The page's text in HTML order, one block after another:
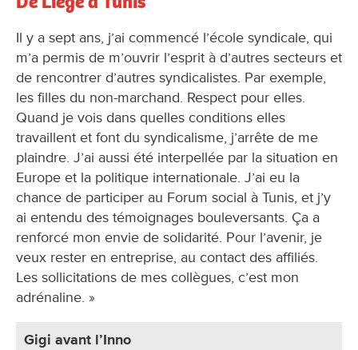
Il y a sept ans, j’ai commencé l’école syndicale, qui
m’a permis de m’ouvrir l’esprit à d’autres secteurs et
de rencontrer d’autres syndicalistes. Par exemple,
les filles du non-marchand. Respect pour elles.
Quand je vois dans quelles conditions elles
travaillent et font du syndicalisme, j’arrête de me
plaindre. J’ai aussi été interpellée par la situation en
Europe et la politique internationale. J’ai eu la
chance de participer au Forum social à Tunis, et j’y
ai entendu des témoignages bouleversants. Ça a
renforcé mon envie de solidarité. Pour l’avenir, je
veux rester en entreprise, au contact des affiliés.
Les sollicitations de mes collègues, c’est mon
adrénaline. »
Gigi avant l’Inno